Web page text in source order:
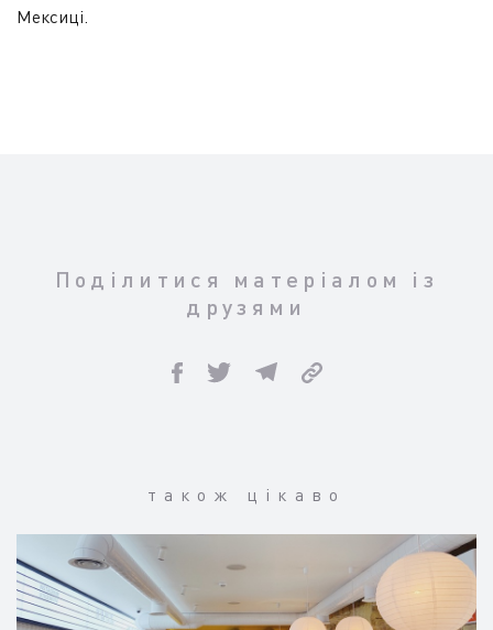
Мексиці.
Поділитися матеріалом із
друзями
також цікаво